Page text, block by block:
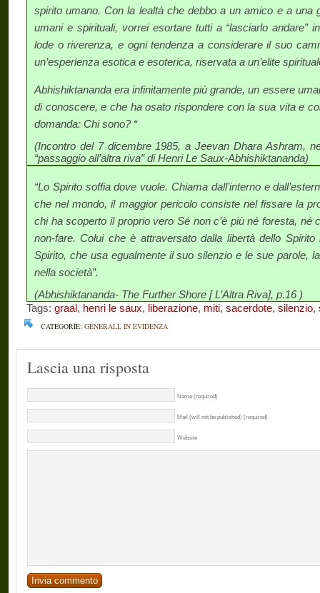
spirito umano. Con la lealtà che debbo a un amico e a una
umani e spirituali, vorrei esortare tutti a “lasciarlo andare”
lode o riverenza, e ogni tendenza a considerare il suo
un’esperienza esotica e esoterica, riservata a un’elite
Abhishiktananda era infinitamente più grande, un essere
di conoscere, e che ha osato rispondere con la sua vita e
domanda: Chi sono? “
(Incontro del 7 dicembre 1985, a Jeevan Dhara Ashram,
“passaggio all’altra riva” di Henri Le Saux-Abhishiktananda)
“Lo Spirito soffia dove vuole. Chiama dall’interno e
che nel mondo, il maggior pericolo consiste nel fissare la
chi ha scoperto il proprio vero Sé non c’è più né foresta, né
non-fare. Colui che è attraversato dalla libertà dello Spirito
Spirito, che usa egualmente il suo silenzio e le sue parole,
nella società”.
(Abhishiktananda- The Further Shore [ L’Altra Riva], p.16 )
Tags: graal, henri le saux, liberazione, miti, sacerdote, silenzio,
CATEGORIE: GENERALI, IN EVIDENZA
Lascia una risposta
Name (required)
Mail (will not be published) (required)
Website